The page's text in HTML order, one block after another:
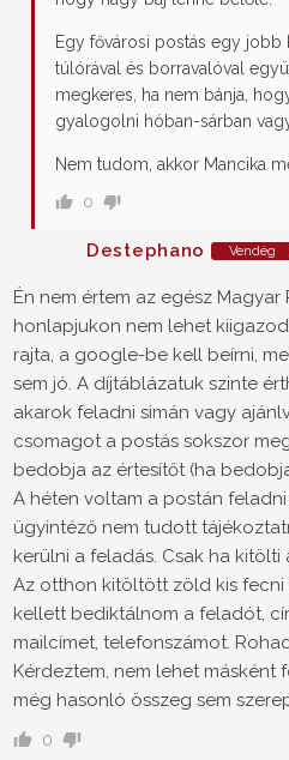
Egy fővárosi postás egy
túlórával és borravalóval
megkeres, ha nem bánja,
gyalogolni hóban-sárban
Nem tudom, akkor Mancika
0
Destephano Vendég
Én nem értem az egész
honlapjukon nem lehet
rajta, a google-be kell beírni,
sem jó. A díjtáblázatuk szinte
akarok feladni simán vagy
csomagot a postás sokszor
bedobja az értesítőt (ha
A héten voltam a postán
ügyintéző nem tudott
kerülni a feladás. Csak ha
Az otthon kitöltött zöld kis fecni
kellett bediktálnom a feladót,
mailcímet, telefonszámot.
Kérdeztem, nem lehet másként
még hasonló összeg sem
0